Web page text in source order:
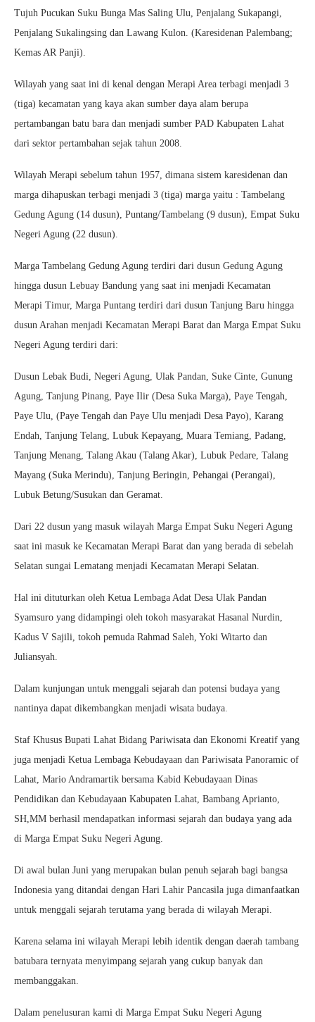
Tujuh Pucukan Suku Bunga Mas Saling Ulu, Penjalang Sukapangi,
Penjalang Sukalingsing dan Lawang Kulon. (Karesidenan Palembang;
Kemas AR Panji).
Wilayah yang saat ini di kenal dengan Merapi Area terbagi menjadi 3
(tiga) kecamatan yang kaya akan sumber daya alam berupa
pertambangan batu bara dan menjadi sumber PAD Kabupaten Lahat
dari sektor pertambahan sejak tahun 2008.
Wilayah Merapi sebelum tahun 1957, dimana sistem karesidenan dan
marga dihapuskan terbagi menjadi 3 (tiga) marga yaitu : Tambelang
Gedung Agung (14 dusun), Puntang/Tambelang (9 dusun), Empat Suku
Negeri Agung (22 dusun).
Marga Tambelang Gedung Agung terdiri dari dusun Gedung Agung
hingga dusun Lebuay Bandung yang saat ini menjadi Kecamatan
Merapi Timur, Marga Puntang terdiri dari dusun Tanjung Baru hingga
dusun Arahan menjadi Kecamatan Merapi Barat dan Marga Empat Suku
Negeri Agung terdiri dari:
Dusun Lebak Budi, Negeri Agung, Ulak Pandan, Suke Cinte, Gunung
Agung, Tanjung Pinang, Paye Ilir (Desa Suka Marga), Paye Tengah,
Paye Ulu, (Paye Tengah dan Paye Ulu menjadi Desa Payo), Karang
Endah, Tanjung Telang, Lubuk Kepayang, Muara Temiang, Padang,
Tanjung Menang, Talang Akau (Talang Akar), Lubuk Pedare, Talang
Mayang (Suka Merindu), Tanjung Beringin, Pehangai (Perangai),
Lubuk Betung/Susukan dan Geramat.
Dari 22 dusun yang masuk wilayah Marga Empat Suku Negeri Agung
saat ini masuk ke Kecamatan Merapi Barat dan yang berada di sebelah
Selatan sungai Lematang menjadi Kecamatan Merapi Selatan.
Hal ini dituturkan oleh Ketua Lembaga Adat Desa Ulak Pandan
Syamsuro yang didampingi oleh tokoh masyarakat Hasanal Nurdin,
Kadus V Sajili, tokoh pemuda Rahmad Saleh, Yoki Witarto dan
Juliansyah.
Dalam kunjungan untuk menggali sejarah dan potensi budaya yang
nantinya dapat dikembangkan menjadi wisata budaya.
Staf Khusus Bupati Lahat Bidang Pariwisata dan Ekonomi Kreatif yang
juga menjadi Ketua Lembaga Kebudayaan dan Pariwisata Panoramic of
Lahat, Mario Andramartik bersama Kabid Kebudayaan Dinas
Pendidikan dan Kebudayaan Kabupaten Lahat, Bambang Aprianto,
SH,MM berhasil mendapatkan informasi sejarah dan budaya yang ada
di Marga Empat Suku Negeri Agung.
Di awal bulan Juni yang merupakan bulan penuh sejarah bagi bangsa
Indonesia yang ditandai dengan Hari Lahir Pancasila juga dimanfaatkan
untuk menggali sejarah terutama yang berada di wilayah Merapi.
Karena selama ini wilayah Merapi lebih identik dengan daerah tambang
batubara ternyata menyimpang sejarah yang cukup banyak dan
membanggakan.
Dalam penelusuran kami di Marga Empat Suku Negeri Agung